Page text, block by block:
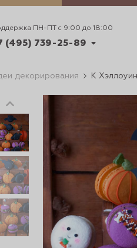
ПН-ПТ с 9:00 до 18:00
(495) 739-25-89
+7 (495) 739-62-70
ИДЕИ
декорирования К